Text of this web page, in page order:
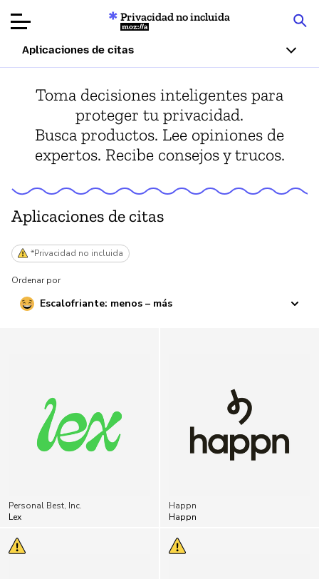
Reseñas de
productos
Artículos
Privacidad no incluida
Mozilla
Aplicaciones de citas
Toma decisiones inteligentes para
proteger tu privacidad.
Busca productos. Lee opiniones de
expertos. Recibe consejos y trucos.
Aplicaciones de citas
*Privacidad no incluida
Ordenar por
Escalofriante: menos – más
Personal Best, Inc.
Lex
Happn
Happn